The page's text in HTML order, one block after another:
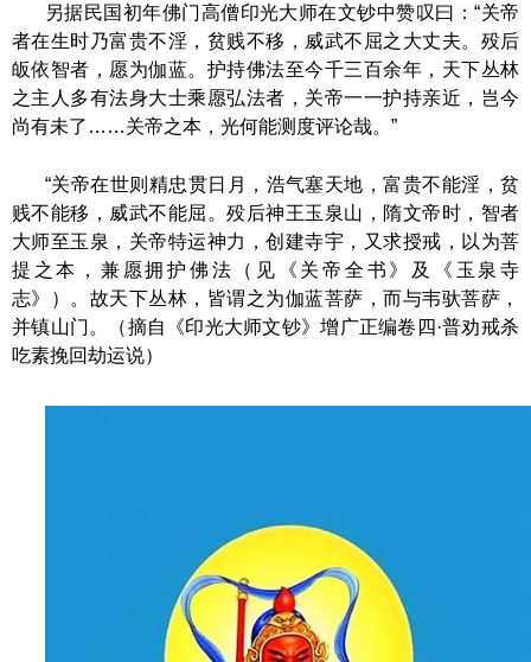
另据民国初年佛门高僧印光大师在文钞中赞叹曰：“关帝
者在生时乃富贵不淫，贫贱不移，威武不屈之大丈夫。殁后
皈依智者，愿为伽蓝。护持佛法至今千三百余年，天下丛林
之主人多有法身大士乘愿弘法者，关帝一一护持亲近，岂今
尚有未了……关帝之本，光何能测度评论哉。”
“关帝在世则精忠贯日月，浩气塞天地，富贵不能淫，贫
贱不能移，威武不能屈。殁后神王玉泉山，隋文帝时，智者
大师至玉泉，关帝特运神力，创建寺宇，又求授戒，以为菩
提之本，兼愿拥护佛法（见《关帝全书》及《玉泉寺
志》）。故天下丛林，皆谓之为伽蓝菩萨，而与韦驮菩萨，
并镇山门。（摘自《印光大师文钞》增广正编卷四·普劝戒杀
吃素挽回劫运说）